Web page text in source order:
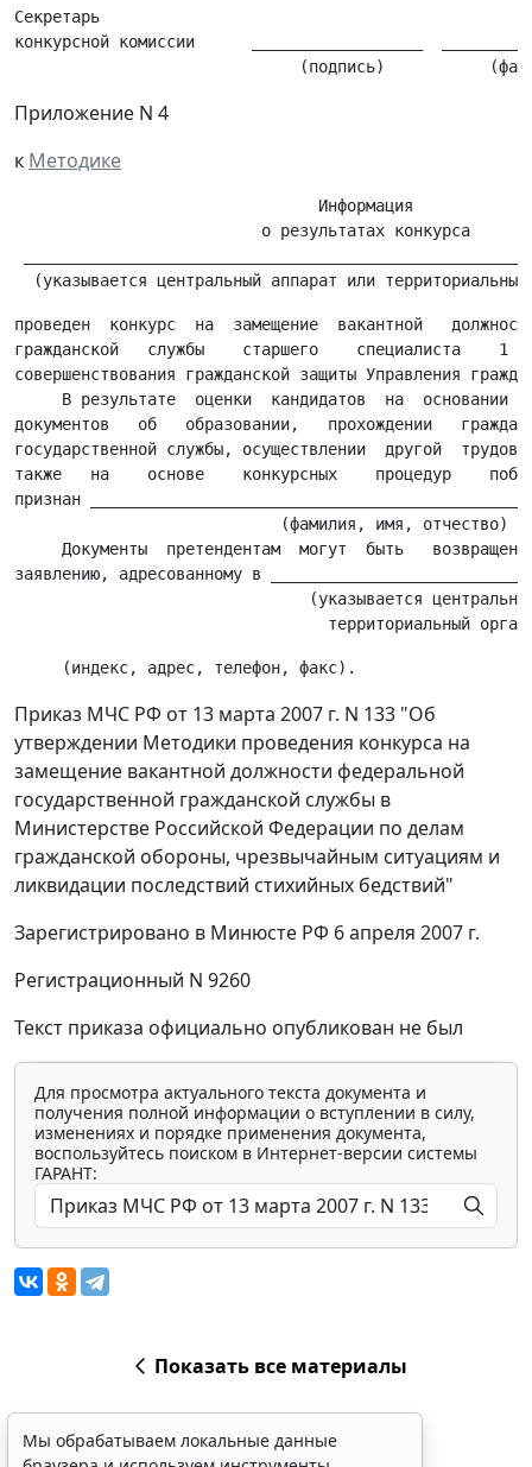
Секретарь
конкурсной комиссии      __________________
Приложение N 4
к Методике
                                Информация
                          о результатах конкурса
проведен  конкурс  на  замещение  вакантной
гражданской   службы    старшего    специалиста    1
совершенствования гражданской защиты Управления
В результате  оценки  кандидатов  на  основании
документов   об   образовании,   прохождении
государственной службы, осуществлении  другой
также   на    основе    конкурсных    процедур
признан
                            (фамилия, имя, отчество)
Документы  претендентам  могут  быть
заявлению, адресованному в
(указывается
Приказ МЧС РФ от 13 марта 2007 г. N 133 "Об
утверждении Методики проведения конкурса на
замещение вакантной должности федеральной
государственной гражданской службы в
Министерстве Российской Федерации по делам
гражданской обороны, чрезвычайным ситуациям и
ликвидации последствий стихийных бедствий"
Зарегистрировано в Минюсте РФ 6 апреля 2007 г.
Регистрационный N 9260
Текст приказа официально опубликован не был
Для просмотра актуального текста документа и
получения полной информации о вступлении в силу,
изменениях и порядке применения документа,
воспользуйтесь поиском в Интернет-версии системы
ГАРАНТ:
Показать все материалы
Мы обрабатываем локальные данные